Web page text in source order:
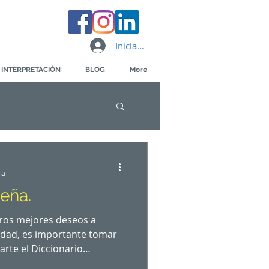
BLOG More
Iniciar sesión
mejores deseos a
es importante tomar
el Diccionario